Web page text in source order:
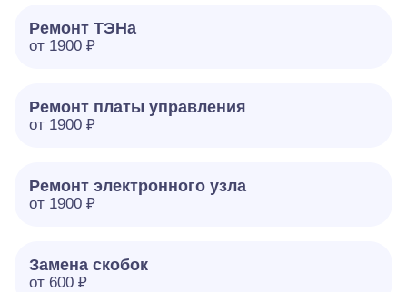
Ремонт ТЭНа
от 1900 ₽
Ремонт платы управления
от 1900 ₽
Ремонт электронного узла
от 1900 ₽
Замена скобок
от 600 ₽